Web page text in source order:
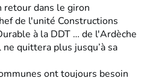
retour dans le giron
de l'unité Constructions
à la DDT … de l'Ardèche
quittera plus jusqu’à sa
ont toujours besoin